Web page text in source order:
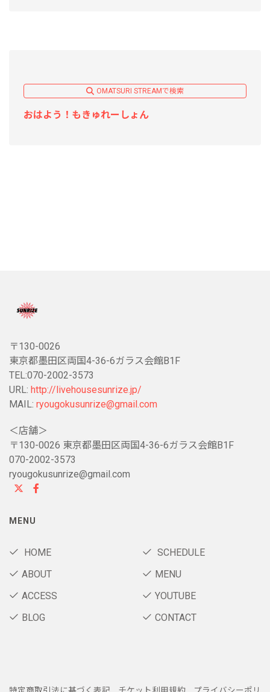
OMATSURI STREAMで検索
おはよう！もきゅれーしょん
〒130-0026
東京都墨田区両国4-36-6ガラス会館B1F
TEL:070-2002-3573
URL: http://livehousesunrize.jp/
MAIL: ryougokusunrize@gmail.com
＜店舗＞
〒130-0026 東京都墨田区両国4-36-6ガラス会館B1F
070-2002-3573
ryougokusunrize@gmail.com
MENU
HOME
SCHEDULE
ABOUT
MENU
ACCESS
YOUTUBE
BLOG
CONTACT